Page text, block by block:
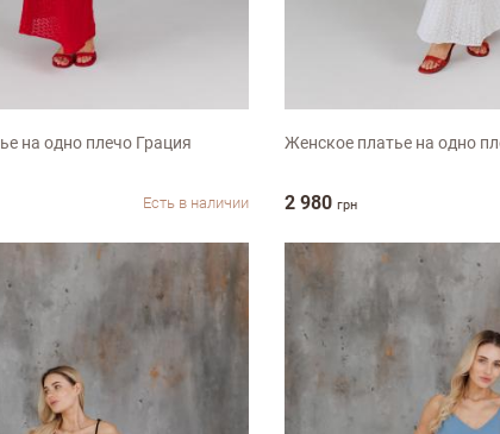
на одно плечо Грация
Есть в наличии
Женское платье на одно
2 980 грн